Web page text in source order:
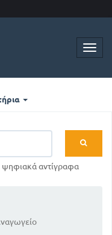
αντίγραφα